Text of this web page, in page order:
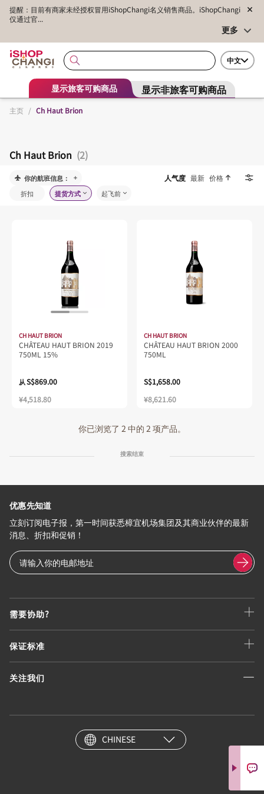
提醒：目前有商家未经授权冒用iShopChangi名义销售商品。iShopChangi
仅通过官...
更多
中文
显示旅客可购商品 显示非旅客可购商品
主页 / Ch Haut Brion
Ch Haut Brion (2)
你的航班信息： 人气度 最新 价格
折扣 提货方式 起飞前
CH HAUT BRION
CHÂTEAU HAUT BRION 2019
750ML 15%
从S$869.00
¥4,518.80
CH HAUT BRION
CHÂTEAU HAUT BRION 2000
750ML
S$1,658.00
¥8,621.60
你已浏览了 2 中的 2 项产品。
搜索结束
需要协助?
保证标准
关注我们
优惠先知道
立刻订阅电子报，第一时间获悉樟宜机场集团及其商业伙伴的最新
消息、折扣和促销！
CHINESE